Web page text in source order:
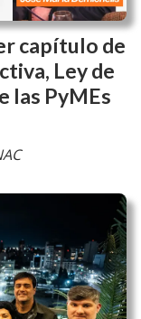
capítulo de
Ley de
las PyMEs